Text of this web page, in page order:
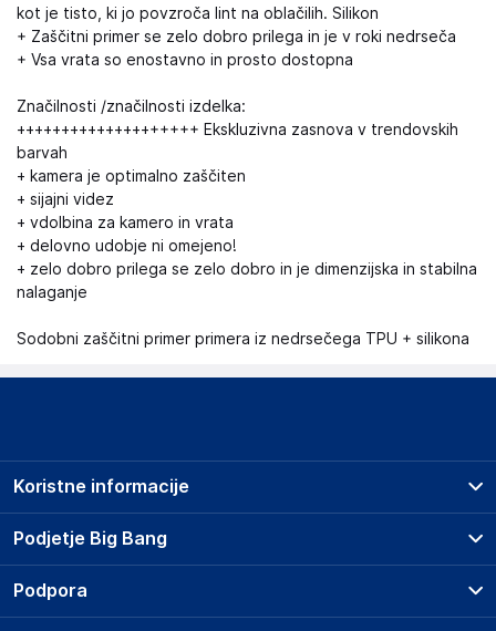
kot je tisto, ki jo povzroča lint na oblačilih. Silikon
+ Zaščitni primer se zelo dobro prilega in je v roki nedrseča
+ Vsa vrata so enostavno in prosto dostopna
Značilnosti /značilnosti izdelka:
++++++++++++++++++++ Ekskluzivna zasnova v trendovskih
barvah
+ kamera je optimalno zaščiten
+ sijajni videz
+ vdolbina za kamero in vrata
+ delovno udobje ni omejeno!
+ zelo dobro prilega se zelo dobro in je dimenzijska in stabilna
nalaganje
Sodobni zaščitni primer primera iz nedrsečega TPU + silikona
Podjetje Big Bang
O podjetju
Koristne informacije
Prodajna mesta
Storitve
Dostava, vnos in odvoz
Podpora